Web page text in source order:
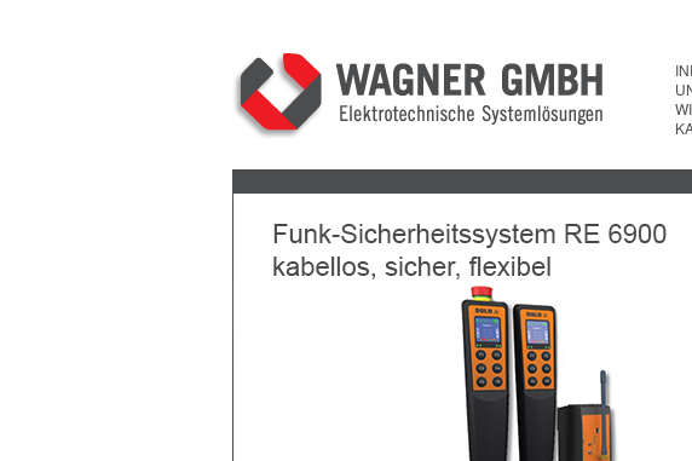
Next